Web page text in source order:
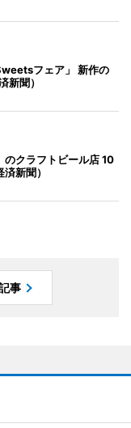
フェア」 新作の
新聞）
のクラフトビール店 10
新聞）
事